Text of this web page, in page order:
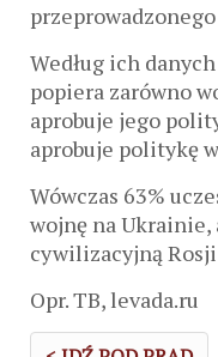
Według ich
popiera zarówno
aprobuje jego
aprobuje politykę
Wówczas 63%
wojnę na Ukrainie,
cywilizacyjną
Opr. TB, levada.ru